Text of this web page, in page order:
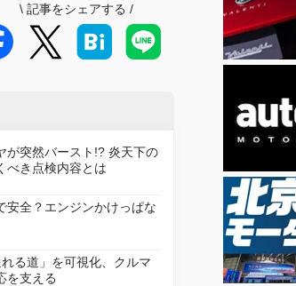
\ 記事をシェアする /
が突然バースト!? 炎天下の
べき点検内容とは
安全？エンジンかけっぱな
る道」を可視化、クルマ
を支える